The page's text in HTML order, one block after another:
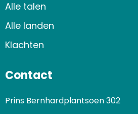
Alle talen
Alle landen
Klachten
Contact
Prins Bernhardplantsoen 302